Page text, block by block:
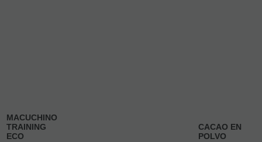
MACUCHINO
TRAINING
ECO
CACAO EN
POLVO